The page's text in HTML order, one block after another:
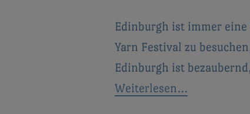
Edinburgh ist immer eine
Yarn Festival zu
Edinburgh ist
Weiterlesen…